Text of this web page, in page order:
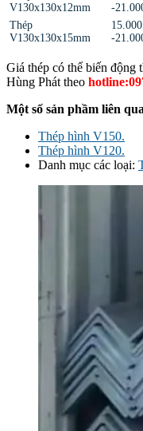
V130x130x12mm
-
Thép
V130x130x15mm
15.000
-
Giá thép có thể biến động
Hùng Phát theo
Một số sản phầm liên
Thép hình V150.
Thép hình V120.
Danh mục các loại: